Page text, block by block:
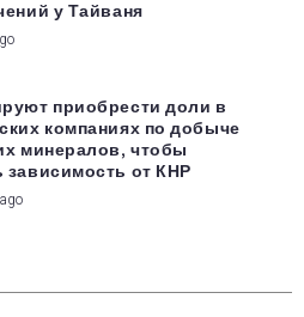
у Тайваня
приобрести доли в
компаниях по добыче
минералов, чтобы
зависимость от КНР